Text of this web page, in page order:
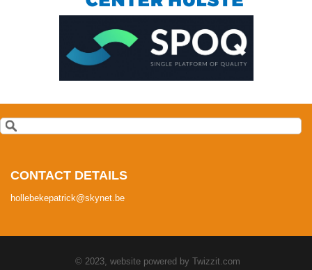
CONTACT DETAILS
hollebekepatrick@skynet.be
© 2023, website powered by Twizzit.com